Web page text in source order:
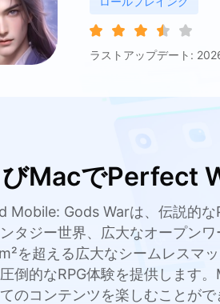
ラストアップデート:
MacでPerfect
Mobile: Gods Warは、伝説的
タジー世界、広大なオープン
を超える広大なシームレスマ
倒的なRPG体験を提供します
のコンテンツを楽しむことがで